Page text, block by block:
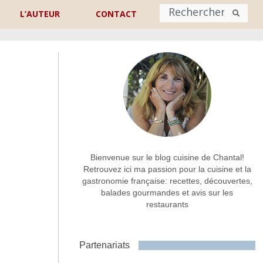
L’AUTEUR CONTACT
Nom
Commentaire ou message *
Bienvenue sur le blog cuisine de Chantal!
Retrouvez ici ma passion pour la cuisine et la
gastronomie française: recettes, découvertes,
balades gourmandes et avis sur les
restaurants
Partenariats